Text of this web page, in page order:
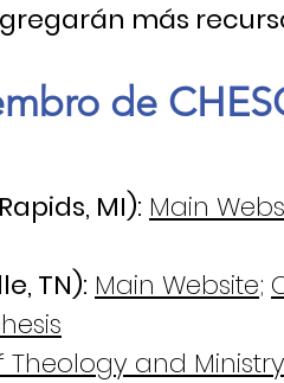
más
de
MI): Main
TN): Main Website;
Theology and Ministry